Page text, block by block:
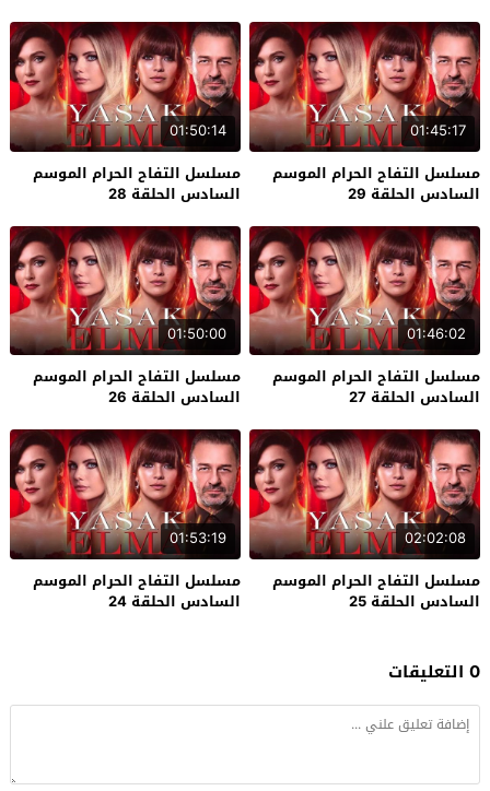
01:45:17
مسلسل التفاح الحرام الموسم
السادس الحلقة 29
01:50:14
مسلسل التفاح الحرام الموسم
السادس الحلقة 28
01:46:02
مسلسل التفاح الحرام الموسم
السادس الحلقة 27
01:50:00
مسلسل التفاح الحرام الموسم
السادس الحلقة 26
02:02:08
مسلسل التفاح الحرام الموسم
السادس الحلقة 25
01:53:19
مسلسل التفاح الحرام الموسم
السادس الحلقة 24
0 التعليقات